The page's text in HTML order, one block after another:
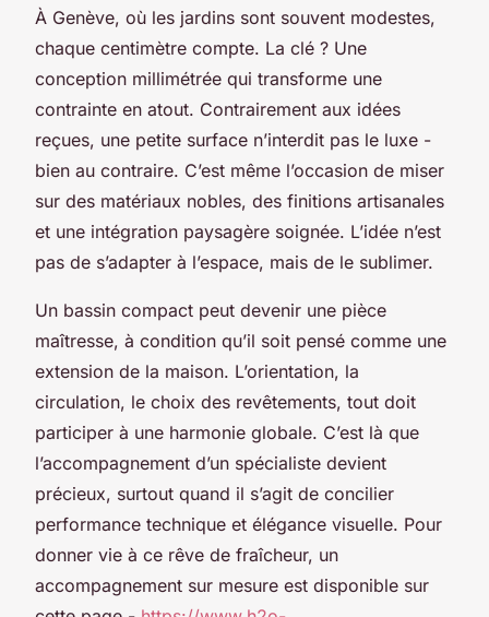
À Genève, où les jardins sont souvent modestes,
chaque centimètre compte. La clé ? Une
conception millimétrée qui transforme une
contrainte en atout. Contrairement aux idées
reçues, une petite surface n’interdit pas le luxe -
bien au contraire. C’est même l’occasion de miser
sur des matériaux nobles, des finitions artisanales
et une intégration paysagère soignée. L’idée n’est
pas de s’adapter à l’espace, mais de le sublimer.
Un bassin compact peut devenir une pièce
maîtresse, à condition qu’il soit pensé comme une
extension de la maison. L’orientation, la
circulation, le choix des revêtements, tout doit
participer à une harmonie globale. C’est là que
l’accompagnement d’un spécialiste devient
précieux, surtout quand il s’agit de concilier
performance technique et élégance visuelle. Pour
donner vie à ce rêve de fraîcheur, un
accompagnement sur mesure est disponible sur